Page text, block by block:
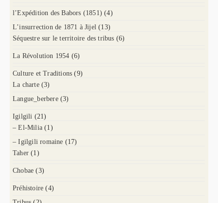
l’Expédition des Babors (1851) (4)
L’insurrection de 1871 à Jijel (13)
Séquestre sur le territoire des tribus (6)
La Révolution 1954 (6)
Culture et Traditions (9)
La charte (3)
Langue_berbere (3)
Igilgili (21)
– El-Milia (1)
– Igilgili romaine (17)
Taher (1)
Chobae (3)
Préhistoire (4)